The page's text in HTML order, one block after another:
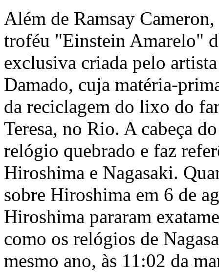
Além de Ramsay
troféu "Einstein Amarelo"
exclusiva criada pelo
Damado, cuja matéria-
da reciclagem do lixo do
Teresa, no Rio. A cabeça
relógio quebrado e faz
Hiroshima e Nagasaki.
sobre Hiroshima em 6 de
Hiroshima pararam
como os relógios de
mesmo ano, às 11:02 da